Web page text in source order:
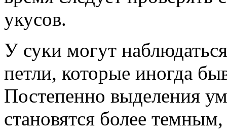
укусов.
У суки могут
петли, которые иногда
Постепенно выделения
становятся более